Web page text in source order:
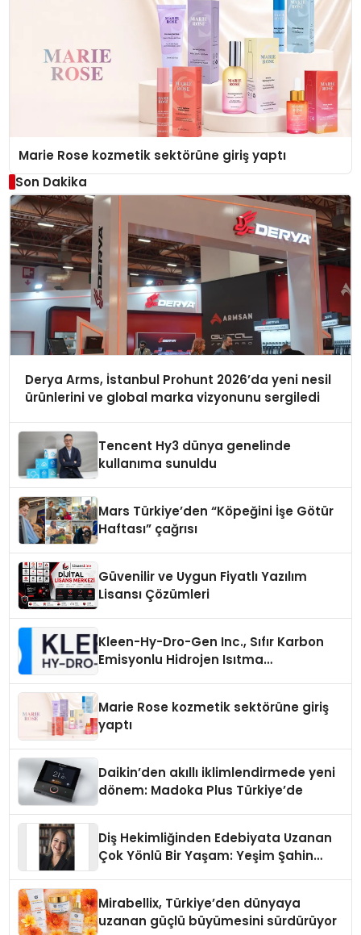
Marie Rose kozmetik sektörüne giriş yaptı
Son Dakika
Derya Arms, İstanbul Prohunt 2026’da yeni nesil
ürünlerini ve global marka vizyonunu sergiledi
Tencent Hy3 dünya genelinde
kullanıma sunuldu
Mars Türkiye’den “Köpeğini İşe Götür
Haftası” çağrısı
Güvenilir ve Uygun Fiyatlı Yazılım
Lisansı Çözümleri
Kleen-Hy-Dro-Gen Inc., Sıfır Karbon
Emisyonlu Hidrojen Isıtma
Marie Rose kozmetik sektörüne giriş
yaptı
Daikin’den akıllı iklimlendirmede yeni
dönem: Madoka Plus Türkiye’de
Diş Hekimliğinden Edebiyata Uzanan
Çok Yönlü Bir Yaşam: Yeşim Şahin
Mirabellix, Türkiye’den dünyaya
uzanan güçlü büyümesini sürdürüyor